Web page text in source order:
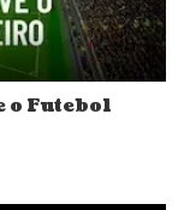
o Futebol